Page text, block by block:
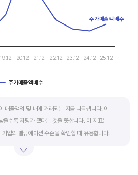
주가매출액배수
19.12 20.12 21.12 22.12 23.12 24.12 25.12
주가매출액배수
매출액의 몇 배에 거래되는 지를 나타냅니다. 이
을수록 저평가 됐다는 것을 뜻합니다. 이 지표는
업의 밸류에이션 수준을 확인할 때 유용합니다.